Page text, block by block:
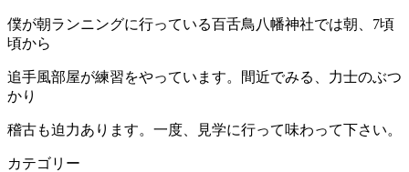
僕が朝ランニングに行っている百舌鳥八幡神社では朝、7頃
頃から
追手風部屋が練習をやっています。間近でみる、力士のぶつ
かり
稽古も迫力あります。一度、見学に行って味わって下さい。
カテゴリー